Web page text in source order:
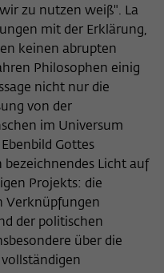
zu nutzen weiß". La
mit der Erklärung,
keinen abrupten
Philosophen einig
nicht nur die
von der
im Universum
Gottes
Licht auf
Projekts: die
Verknüpfungen
der politischen
über die